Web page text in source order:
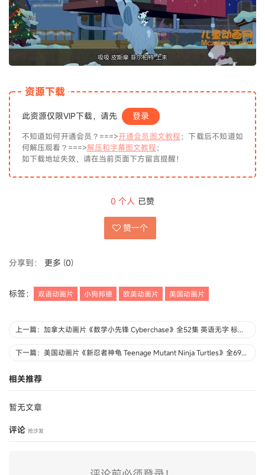
资源下载
此资源仅限VIP下载，请先 登录
不知道如何开通会员？===>开通会员图文教程；下载后不知道如
何解压观看？===>解压和字幕图文教程；
如下载地址失效，请在当前页面下方留言提醒！
0 个人 已赞
赞一个
分享到： 更多 (0)
标签： 双语动画片 小狗邦德 欧美动画片 美国动画片
上一篇：加拿大动画片《数学小先锋 Cyberchase》全52集 英语无字 标清/MPG/8.12G 动画片数学小先锋下载
下一篇：美国动画片《新忍者神龟 Teenage Mutant Ninja Turtles》全69集 英语中字 高清/MP4/4.98G 动画片忍者神龟下载
相关推荐
暂无文章
评论 抢沙发